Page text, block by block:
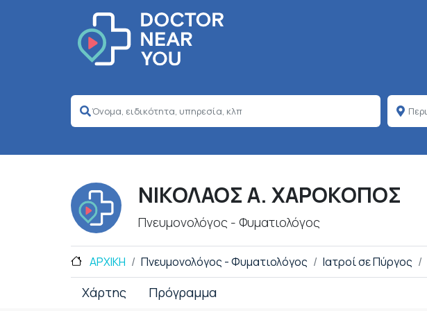
ΝΙΚΟΛΑΟΣ Α. ΧΑΡΟΚΟΠΟΣ
Πνευμονολόγος - Φυματιολόγος
ΑΡΧΙΚΗ Πνευμονολόγος - Φυματιολόγος Ιατροί σε Πύργος
Χάρτης Πρόγραμμα